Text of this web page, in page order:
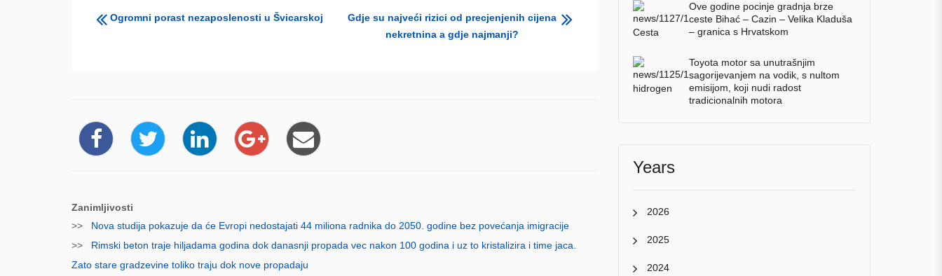
Ogromni porast nezaposlenosti u Švicarskoj
Gdje su najveći rizici od precjenjenih cijena
nekretnina a gdje najmanji?
Zanimljivosti
>> Nova studija pokazuje da će Evropi nedostajati 44 miliona radnika do 2050. godine bez povećanja imigracije
>> Rimski beton traje hiljadama godina dok danasnji propada vec nakon 100 godina i uz to kristalizira i time jaca.
Zato stare gradzevine toliko traju dok nove propadaju
Ove godine pocinje gradnja brze
ceste Bihać – Cazin – Velika Kladuša
– granica s Hrvatskom
Toyota motor sa unutrašnjim
sagorijevanjem na vodik, s nultom
emisijom, koji nudi radost
tradicionalnih motora
Years
2026
2025
2024